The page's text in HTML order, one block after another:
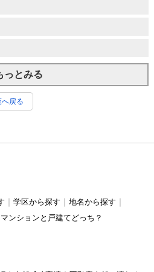
っとみる
へ戻る
学区から探す
地名から探す
マンションと戸建てどっち？